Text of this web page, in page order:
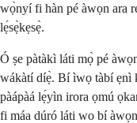
wọ̀nyí fi hàn pé àwọn ara
lẹ́sẹ̀kẹsẹ̀.
Ó ṣe pàtàkì láti mọ̀ pé
wákàtí díẹ̀. Bí ìwọ tàbí ẹnì
pàápàá lẹ́yìn irora ọmú
fi máa dúró láti wo bí